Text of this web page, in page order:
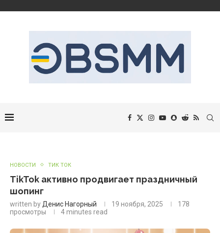
НОВОСТИ ТИК ТОК
TikTok активно продвигает праздничный
шопинг
written by Денис Нагорный 19 ноября, 2025
178
просмотры
4 minutes read